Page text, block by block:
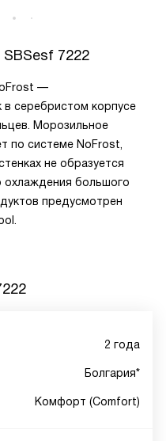
SBSesf 7222
—
серебристом корпусе
Морозильное
по системе NoFrost,
не образуется
охлаждения большого
предусмотрен
2 года
Болгария*
Комфорт (Comfort)